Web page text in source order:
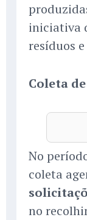
iniciativa
resíduos
Coleta
No
coleta
no